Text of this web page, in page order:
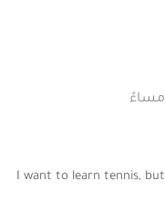
I want to learn tennis,